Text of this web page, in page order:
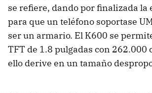
se refiere, dando por finalizada la
para que un teléfono soportase
ser un armario. El K600 se
TFT de 1.8 pulgadas con 262.000
ello derive en un tamaño